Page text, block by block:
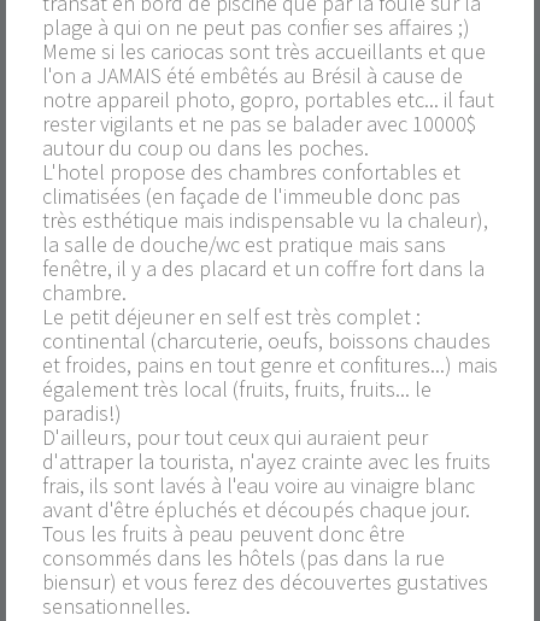
plage à qui on ne peut pas confier ses affaires ;)
Meme si les cariocas sont très accueillants et que
l'on a JAMAIS été embêtés au Brésil à cause de
notre appareil photo, gopro, portables etc... il faut
rester vigilants et ne pas se balader avec 10000$
autour du coup ou dans les poches.
L'hotel propose des chambres confortables et
climatisées (en façade de l'immeuble donc pas
très esthétique mais indispensable vu la chaleur),
la salle de douche/wc est pratique mais sans
fenêtre, il y a des placard et un coffre fort dans la
chambre.
Le petit déjeuner en self est très complet :
continental (charcuterie, oeufs, boissons chaudes
et froides, pains en tout genre et confitures...) mais
également très local (fruits, fruits, fruits... le
paradis!)
D'ailleurs, pour tout ceux qui auraient peur
d'attraper la tourista, n'ayez crainte avec les fruits
frais, ils sont lavés à l'eau voire au vinaigre blanc
avant d'être épluchés et découpés chaque jour.
Tous les fruits à peau peuvent donc être
consommés dans les hôtels (pas dans la rue
biensur) et vous ferez des découvertes gustatives
sensationnelles.